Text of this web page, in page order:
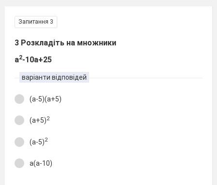
Запитання 3
3 Розкладіть на множники
а2-10а+25
варіанти відповідей
(а-5)(а+5)
(а+5)2
(а-5)2
а(а-10)